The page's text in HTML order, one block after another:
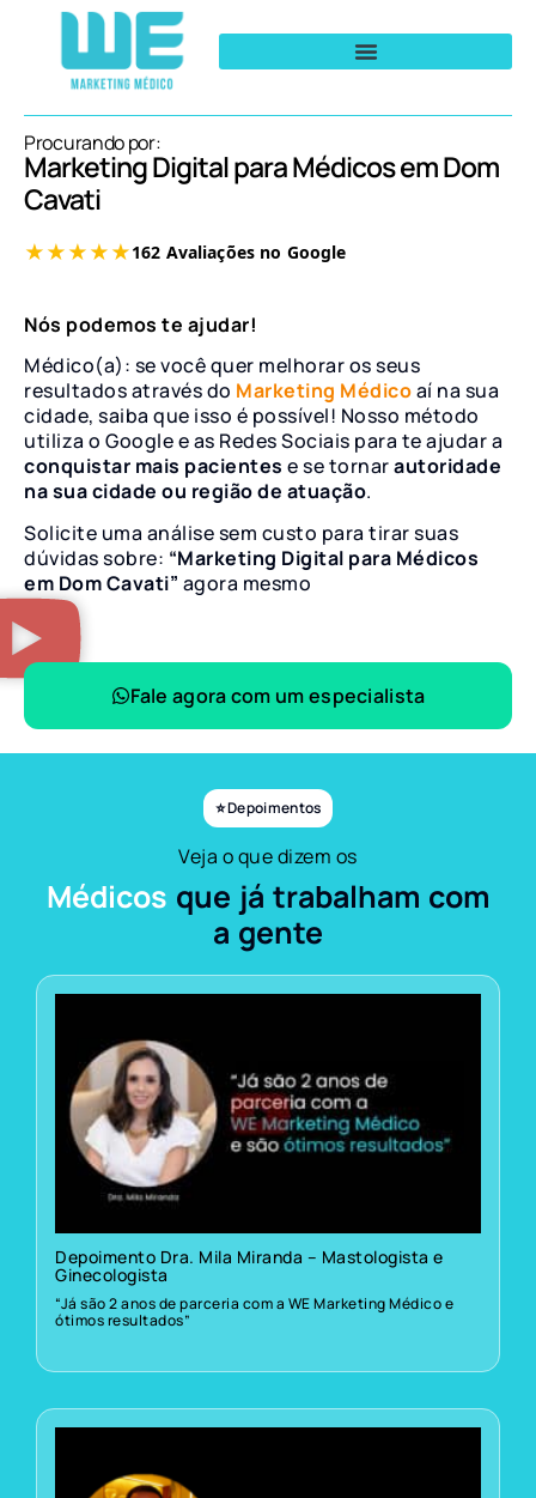
Procurando por:
Marketing Digital para Médicos em Dom
Cavati
Nós podemos te ajudar!
Médico(a): se você quer melhorar os seus
resultados através do Marketing Médicoaí na sua
cidade, saiba que isso é possível! Nosso método
utiliza o Google e as Redes Sociais para te ajudar a
conquistar mais pacientes e se tornarautoridade
na sua cidade ou região de atuação.
Solicite uma análise sem custo para tirar suas
dúvidas sobre: “Marketing Digital para Médicos
em Dom Cavati” agora mesmo
Fale agora com um especialista
⭐ Depoimentos
Veja o que dizem os
Médicos que já trabalham com
a gente
Depoimento Dra. Mila Miranda – Mastologista e
Ginecologista
“Já são 2 anos de parceria com a WE Marketing Médico e
ótimos resultados”